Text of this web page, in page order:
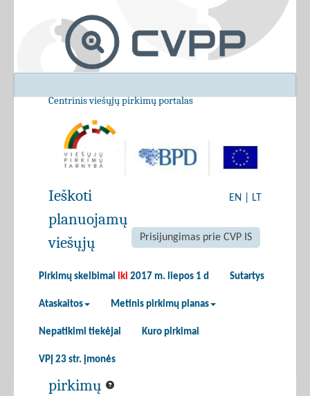
Centrinis viešųjų pirkimų portalas
EN LT
Prisijungimas prie CVP IS
Pirkimų skelbimai iki 2017 m. liepos 1 d Sutartys
Ataskaitos Metinis pirkimų planas
Nepatikimi tiekėjai Kuro pirkimai
VPĮ 23 str. įmonės
Ieškoti
planuojamų
viešųjų
pirkimų